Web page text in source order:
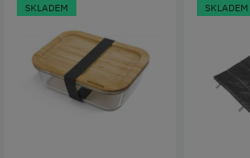
SKLADEM SKLADEM